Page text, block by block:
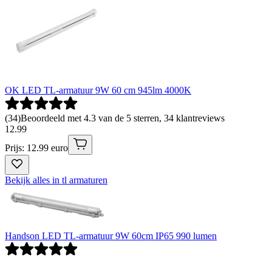
OK LED TL-armatuur 9W 60 cm 945lm 4000K
(34)Beoordeeld met 4.3 van de 5 sterren, 34 klantreviews
12.99
Prijs: 12.99 euro
Bekijk alles in tl armaturen
Handson LED TL-armatuur 9W 60cm IP65 990 lumen